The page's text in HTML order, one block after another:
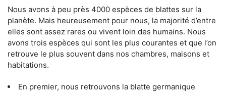
Nous avons à peu près 4000 espèces de blattes sur la
planète. Mais heureusement pour nous, la majorité d’entre
elles sont assez rares ou vivent loin des humains. Nous
avons trois espèces qui sont les plus courantes et que l’on
retrouve le plus souvent dans nos chambres, maisons et
habitations.
En premier, nous retrouvons la blatte germanique